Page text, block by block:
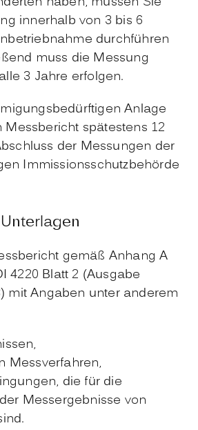
innerhalb von 3 bis 6
durchführen
muss die Messung
3 Jahre erfolgen.
Anlage
Messbericht spätestens 12
der Messungen der
Immissionsschutzbehörde
gemäß Anhang A
4220 Blatt 2 (Ausgabe
mit Angaben unter anderem
Messverfahren,
die für die
Messergebnisse von